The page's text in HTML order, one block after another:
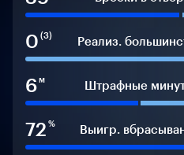
0 (3) Реализ.
6м Штрафные
72 % Выигр.